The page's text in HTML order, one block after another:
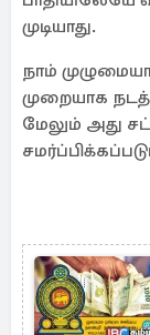
முடியாது.
நாம்
முறையாக
மேலும் அது